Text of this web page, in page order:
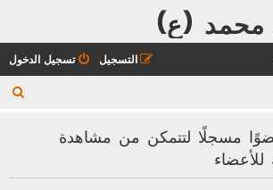
(ع)
تسجيل الدخول التسجيل
مسجلًا لتتمكن من مشاهدة